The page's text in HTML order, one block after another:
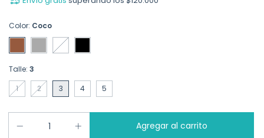
Color: Coco
Talle: 3
1
2 3 4 5